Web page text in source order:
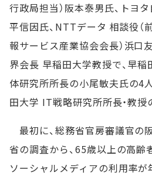
行政局担当）阪本泰男氏、トヨ
平信因氏、NTTデータ 相談役（
報サービス産業協会会長）浜口
界会長 早稲田大学教授で、早稲
体研究所所長の小尾敏夫氏の4
田大学 IT戦略研究所所長・教授
最初に、総務省官房審議官の
省の調査から、65歳以上の高齢
ソーシャルメディアの利用率